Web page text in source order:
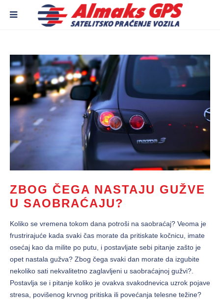
ZBOG ČEGA NASTAJU GUŽVE
U SAOBRAĆAJU?
Koliko se vremena tokom dana potroši na saobraćaj? Veoma je
frustrirajuće kada svaki čas morate da pritiskate kočnicu, imate
osećaj kao da milite po putu, i postavljate sebi pitanje zašto je
opet nastala gužva? Zbog čega svaki dan morate da izgubite
nekoliko sati nekvalitetno zaglavljeni u saobraćajnoj gužvi?.
Postavlja se i pitanje koliko je ovakva svakodnevica uzrok pojave
stresa, povišenog krvnog pritiska ili povećanja telesne težine?